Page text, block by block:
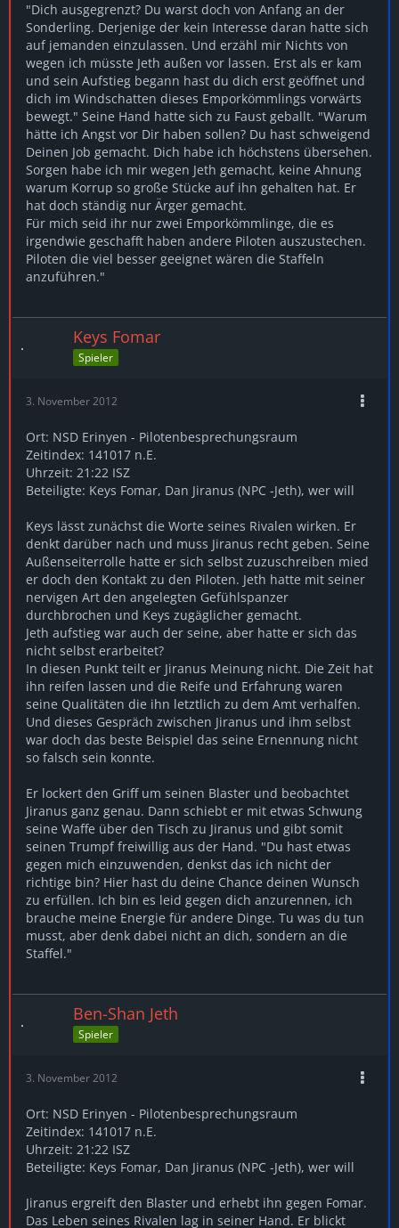
"Dich ausgegrenzt? Du warst doch von Anfang an der
Sonderling. Derjenige der kein Interesse daran hatte sich
auf jemanden einzulassen. Und erzähl mir Nichts von
wegen ich müsste Jeth außen vor lassen. Erst als er kam
und sein Aufstieg begann hast du dich erst geöffnet und
dich im Windschatten dieses Emporkömmlings vorwärts
bewegt." Seine Hand hatte sich zu Faust geballt. "Warum
hätte ich Angst vor Dir haben sollen? Du hast schweigend
Deinen Job gemacht. Dich habe ich höchstens übersehen.
Sorgen habe ich mir wegen Jeth gemacht, keine Ahnung
warum Korrup so große Stücke auf ihn gehalten hat. Er
hat doch ständig nur Ärger gemacht.
Für mich seid ihr nur zwei Emporkömmlinge, die es
irgendwie geschafft haben andere Piloten auszustechen.
Piloten die viel besser geeignet wären die Staffeln
anzuführen."
Keys Fomar
Spieler
3. November 2012
Ort: NSD Erinyen - Pilotenbesprechungsraum
Zeitindex: 141017 n.E.
Uhrzeit: 21:22 ISZ
Beteiligte: Keys Fomar, Dan Jiranus (NPC -Jeth), wer will
Keys lässt zunächst die Worte seines Rivalen wirken. Er
denkt darüber nach und muss Jiranus recht geben. Seine
Außenseiterrolle hatte er sich selbst zuzuschreiben mied
er doch den Kontakt zu den Piloten. Jeth hatte mit seiner
nervigen Art den angelegten Gefühlspanzer
durchbrochen und Keys zugäglicher gemacht.
Jeth aufstieg war auch der seine, aber hatte er sich das
nicht selbst erarbeitet?
In diesen Punkt teilt er Jiranus Meinung nicht. Die Zeit hat
ihn reifen lassen und die Reife und Erfahrung waren
seine Qualitäten die ihn letztlich zu dem Amt verhalfen.
Und dieses Gespräch zwischen Jiranus und ihm selbst
war doch das beste Beispiel das seine Ernennung nicht
so falsch sein konnte.
Er lockert den Griff um seinen Blaster und beobachtet
Jiranus ganz genau. Dann schiebt er mit etwas Schwung
seine Waffe über den Tisch zu Jiranus und gibt somit
seinen Trumpf freiwillig aus der Hand. "Du hast etwas
gegen mich einzuwenden, denkst das ich nicht der
richtige bin? Hier hast du deine Chance deinen Wunsch
zu erfüllen. Ich bin es leid gegen dich anzurennen, ich
brauche meine Energie für andere Dinge. Tu was du tun
musst, aber denk dabei nicht an dich, sondern an die
Staffel."
Ben-Shan Jeth
Spieler
3. November 2012
Ort: NSD Erinyen - Pilotenbesprechungsraum
Zeitindex: 141017 n.E.
Uhrzeit: 21:22 ISZ
Beteiligte: Keys Fomar, Dan Jiranus (NPC -Jeth), wer will
Jiranus ergreift den Blaster und erhebt ihn gegen Fomar.
Das Leben seines Rivalen lag in seiner Hand. Er blickt